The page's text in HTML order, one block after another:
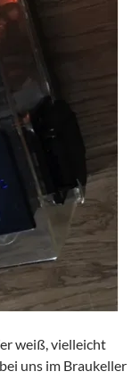
weiß, vielleicht
uns im Braukeller